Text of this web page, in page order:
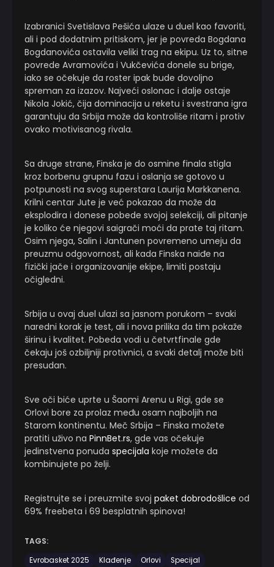
Izabranici Svetislava Pešića ulaze u duel kao favoriti,
ali i pod dodatnim pritiskom, jer je povreda Bogdana
Bogdanovića ostavila veliki trag na ekipu. Uz to, sitne
povrede Avramovića i Vukčevića donele su brige,
iako se očekuje da roster ipak bude dovoljno
spreman za izazov. Najveći oslonac i dalje ostaje
Nikola Jokić, čija dominacija u reketu i svestrana igra
garantuju da Srbija može da kontroliše ritam i protiv
ovako motivisanog rivala.
Sa druge strane, Finska je do osmine finala stigla
kroz borbenu grupnu fazu i oslanja se gotovo u
potpunosti na svog superstara Laurija Markkanena.
Krilni centar Jute je već pokazao da može da
eksplodira i donese pobede svojoj selekciji, ali pitanje
je koliko će njegovi saigrači moći da prate taj ritam.
Osim njega, Salin i Jantunen povremeno umeju da
preuzmu odgovornost, ali kada Finska naiđe na
fizički jače i organizovanije ekipe, limiti postaju
očigledni.
Srbija u ovaj duel ulazi sa jasnom porukom – svaki
naredni korak je test, ali i nova prilika da tim pokaže
širinu i kvalitet. Pobeda vodi u četvrtfinale gde
čekaju još ozbiljniji protivnici, a svaki detalj može biti
presudan.
Sve oči biće uprte u Šaomi Arenu u Rigi, gde se
Orlovi bore za prolaz među osam najboljih na
Starom kontinentu. Meč Srbija – Finska možete
pratiti uživo na PinnBet.rs, gde vas očekuje
jedinstvena ponuda specijala koje možete da
kombinujete po želji.
Registrujte se i preuzmite svoj paket dobrodošlice od
69% freebeta i 69 besplatnih spinova!
TAGS:
Evrobasket 2025
Klađenje Orlovi
Specijal